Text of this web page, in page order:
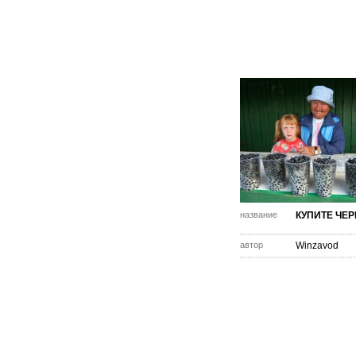
название КУПИТЕ
автор Winzavod